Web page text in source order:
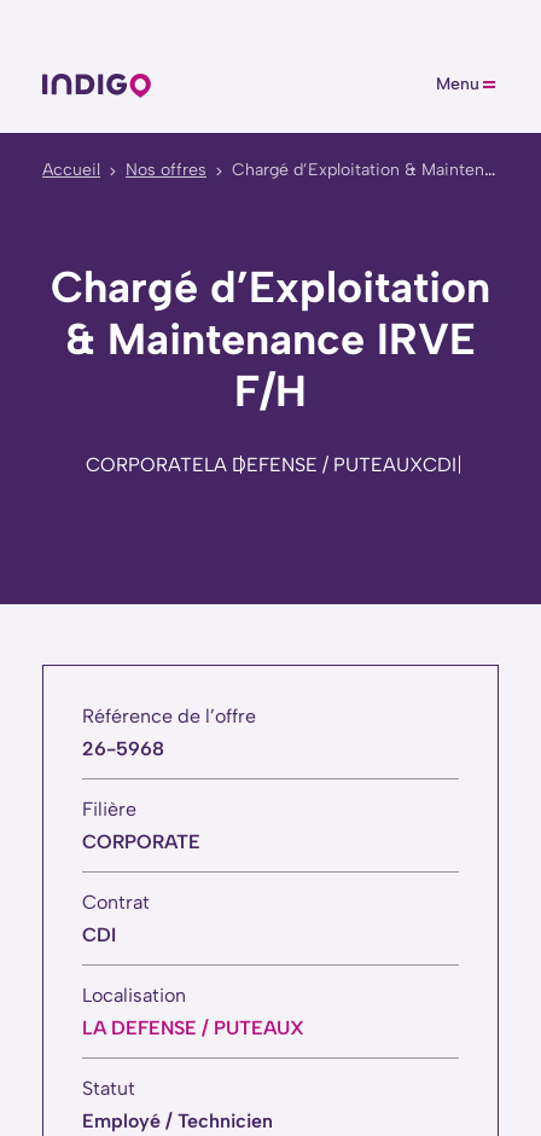
Menu
Accueil Nos offres Chargé d’Exploitation & Maintenance IRVE F/H
Chargé d’Exploitation
& Maintenance IRVE
F/H
CORPORATELA DEFENSE / PUTEAUXCDI
Référence de l’offre
26-5968
Filière
CORPORATE
Contrat
CDI
Localisation
LA DEFENSE / PUTEAUX
Statut
Employé / Technicien